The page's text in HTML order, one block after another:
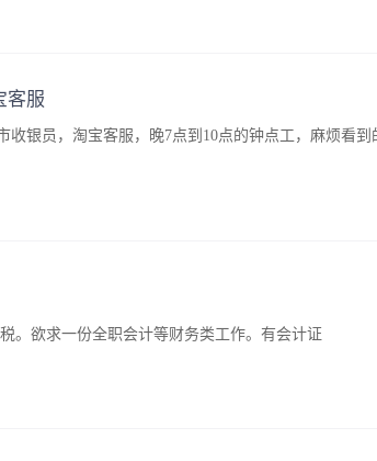
客服
银员，淘宝客服，晚7点到10点的钟点工，麻烦看到
。欲求一份全职会计等财务类工作。有会计证